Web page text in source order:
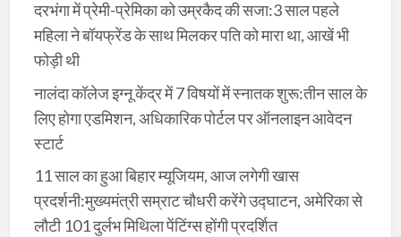
दरभंगा में प्रेमी-प्रेमिका को उम्रकैद की सजा:3 साल पहले
महिला ने बॉयफ्रेंड के साथ मिलकर पति को मारा था, आखें भी
फोड़ी थी
नालंदा कॉलेज इग्नू केंद्र में 7 विषयों में स्नातक शुरू:तीन साल के
लिए होगा एडमिशन, अधिकारिक पोर्टल पर ऑनलाइन आवेदन
स्टार्ट
11 साल का हुआ बिहार म्यूजियम, आज लगेगी खास
प्रदर्शनी:मुख्यमंत्री सम्राट चौधरी करेंगे उद्घाटन, अमेरिका से
लौटी 101 दुर्लभ मिथिला पेंटिंग्स होंगी प्रदर्शित